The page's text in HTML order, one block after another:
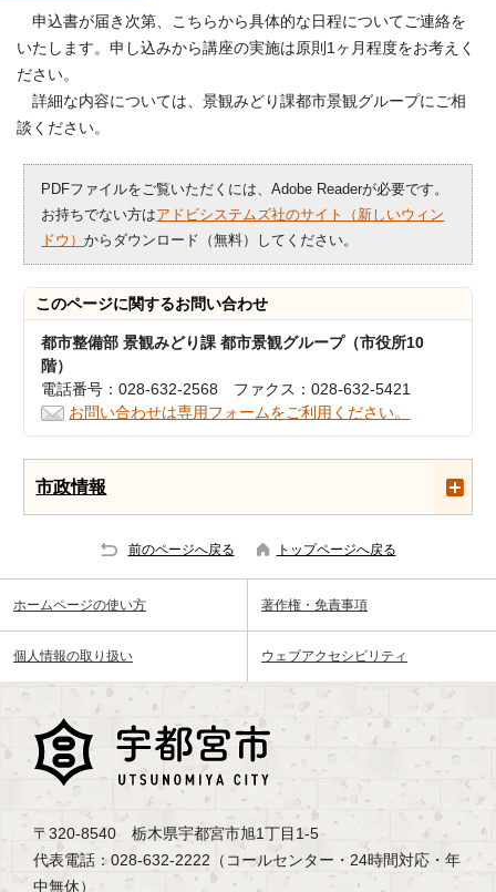
申込書が届き次第、こちらから具体的な日程についてご連絡を
いたします。申し込みから講座の実施は原則1ヶ月程度をお考えく
ださい。
詳細な内容については、景観みどり課都市景観グループにご相
談ください。
PDFファイルをご覧いただくには、Adobe Readerが必要です。
お持ちでない方はアドビシステムズ社のサイト（新しいウィン
ドウ）からダウンロード（無料）してください。
このページに関するお問い合わせ
都市整備部 景観みどり課 都市景観グループ（市役所10
階）
電話番号：028-632-2568 ファクス：028-632-5421
お問い合わせは専用フォームをご利用ください。
市政情報
前のページへ戻る トップページへ戻る
ホームページの使い方 著作権・免責事項
個人情報の取り扱い ウェブアクセシビリティ
〒320-8540 栃木県宇都宮市旭1丁目1-5
代表電話：028-632-2222（コールセンター・24時間対応・年
中無休）